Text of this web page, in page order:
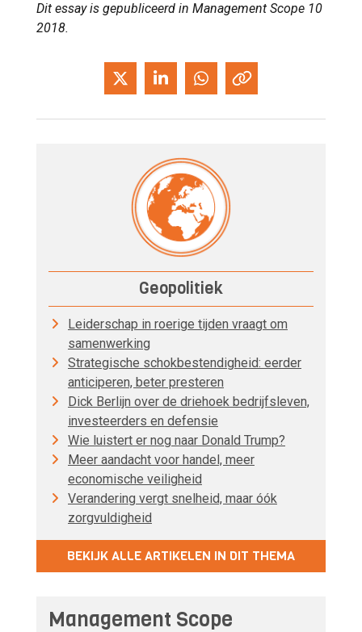
Dit essay is gepubliceerd in Management Scope 10
2018.
Geopolitiek
Leiderschap in roerige tijden vraagt om
samenwerking
Strategische schokbestendigheid: eerder
anticiperen, beter presteren
Dick Berlijn over de driehoek bedrijfsleven,
investeerders en defensie
Wie luistert er nog naar Donald Trump?
Meer aandacht voor handel, meer
economische veiligheid
Verandering vergt snelheid, maar óók
zorgvuldigheid
BEKIJK ALLE ARTIKELEN IN DIT THEMA
Management Scope